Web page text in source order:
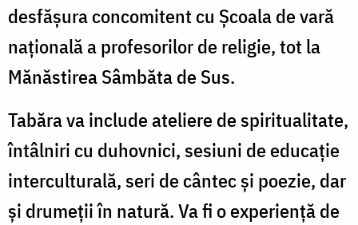
desfășura concomitent cu Școala de vară
națională a profesorilor de religie, tot la
Mănăstirea Sâmbăta de Sus.
Tabăra va include ateliere de spiritualitate,
întâlniri cu duhovnici, sesiuni de educație
interculturală, seri de cântec și poezie, dar
și drumeții în natură. Va fi o experiență de